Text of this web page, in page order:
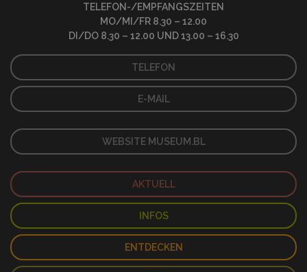
TELEFON-/EMPFANGSZEITEN
MO/MI/FR 8.30 – 12.00
DI/DO 8.30 – 12.00 UND 13.00 – 16.30
TELEFON
E-MAIL
WEBSITE MUSEUM.BL
AKTUELL
INFOS
ENTDECKEN